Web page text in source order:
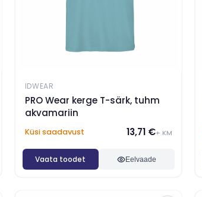
IDWEAR
PRO Wear kerge T-särk, tuhm
akvamariin
Küsi saadavust 13,71 €+ KM
Vaata toodet Eelvaade